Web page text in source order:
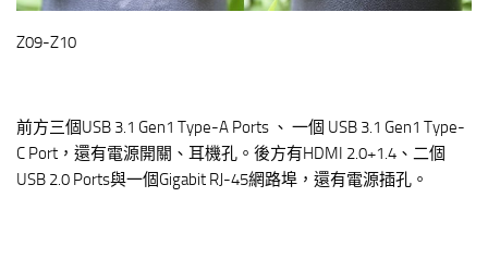
Z09-Z10
前方三個USB 3.1 Gen1 Type-A Ports 、 一個 USB 3.1 Gen1 Type-
C Port，還有電源開關、耳機孔。後方有HDMI 2.0+1.4、二個
USB 2.0 Ports與一個Gigabit RJ-45網路埠，還有電源插孔。